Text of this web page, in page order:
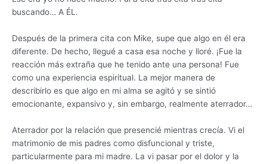
buscando… A ÉL.
Después de la primera cita con Mike, supe que algo en él era
diferente. De hecho, llegué a casa esa noche y lloré. ¡Fue la
reacción más extraña que he tenido ante una persona! Fue
como una experiencia espiritual. La mejor manera de
describirlo es que algo en mi alma se agitó y se sintió
emocionante, expansivo y, sin embargo, realmente aterrador…
Aterrador por la relación que presencié mientras crecía. Vi el
matrimonio de mis padres como disfuncional y triste,
particularmente para mi madre. La vi pasar por el dolor y la